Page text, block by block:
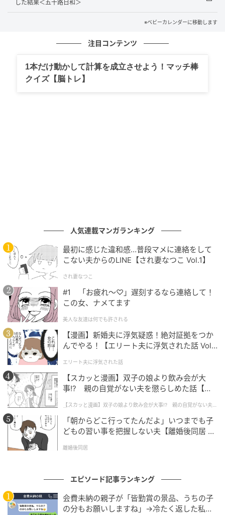
体的な対策を積み重ねることが大切だと思いました。
※記事の内容は公開当時の情報であり、現在と異なる
場合があります。記事の内容は個人の感想です。
著者：保知小千／50代女性・パート
ベビーカレンダー
ベビーカレンダーは妊娠・出産・育児の情報サイト
です。みんなのクチコミや体験談から産婦人科検
索、おでかけ情報、離乳食レシピまで。月間利用者1
000万人以上。
作品をもっとみる
の記事をもっとみる
した結果＜五十路日和＞
※ベビーカレンダーに移動します
注目コンテンツ
1本だけ動かして計算を成立させよう！マッチ棒
クイズ【脳トレ】
人気連載マンガランキング
最初に感じた違和感…普段マメに連絡をして
こない夫からのLINE【され妻なつこ Vol.1】
され妻なつこ
#1 「お疲れ〜♡」遅刻するなら連絡して！
この女、ナメてます
美人な友達は何でも許される
【漫画】新婚夫に浮気疑惑！絶対証拠をつか
んでやる！【エリート夫に浮気された話 Vol.
エリート夫に浮気された話
【スカッと漫画】双子の娘より飲み会が大
事!? 親の自覚がない夫を懲らしめた話【第1
【スカッと漫画】双子の娘より飲み会が大事!? 親の自覚がない夫を
懲らしめた話
「朝からどこ行ってたんだよ」いつまでも子
どもの習い事を把握しない夫【離婚後同居 Vo
離婚後同居
エピソード記事ランキング
会費未納の親子が「皆勤賞の景品、うちの子
の分もお願いしますね」→冷たく返した私が